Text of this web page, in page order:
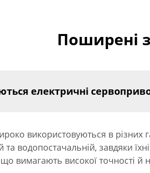
Поширені
електричні
використовуються в різних
та водопостачальній, завдяки
вимагають високої точності й